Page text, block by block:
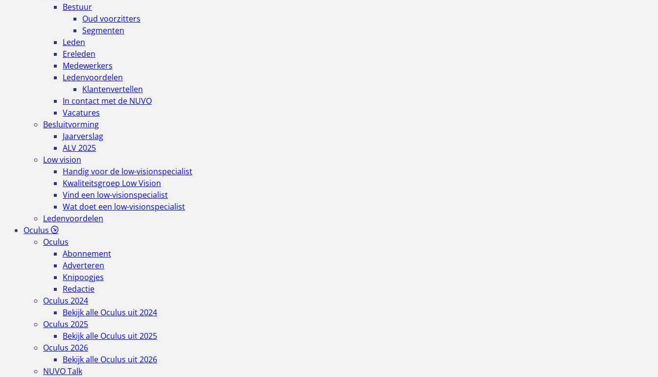
Bestuur
Oud voorzitters
Segmenten
Leden
Ereleden
Medewerkers
Ledenvoordelen
Klantenvertellen
In contact met de NUVO
Vacatures
Besluitvorming
Jaarverslag
ALV 2025
Low vision
Handig voor de low-visionspecialist
Kwaliteitsgroep Low Vision
Vind een low-visionspecialist
Wat doet een low-visionspecialist
Ledenvoordelen
Oculus
Oculus
Abonnement
Adverteren
Knipoogjes
Redactie
Oculus 2024
Bekijk alle Oculus uit 2024
Oculus 2025
Bekijk alle Oculus uit 2025
Oculus 2026
Bekijk alle Oculus uit 2026
NUVO Talk